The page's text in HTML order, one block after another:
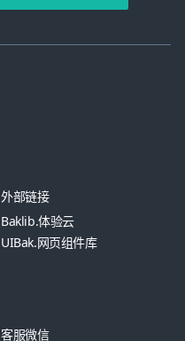
外部链接
Baklib.体验云
UIBak.网页组件库
客服微信